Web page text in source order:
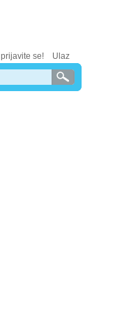
prijavite se! Ulaz